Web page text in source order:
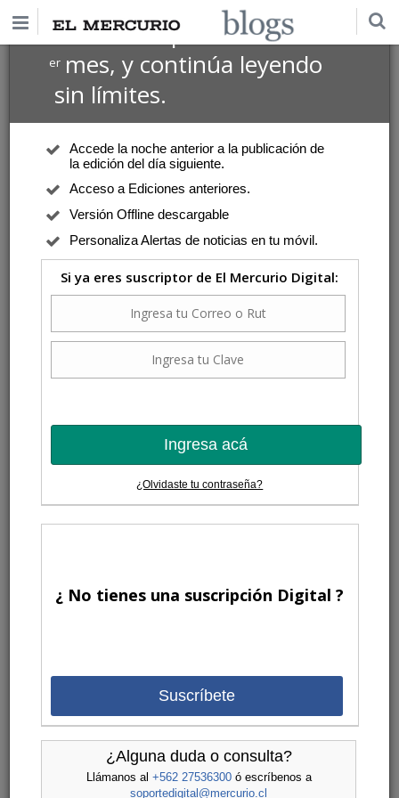
Suscríbete por $1 USD
ermes, y continúa leyendo
sin límites.
Accede la noche anterior a la publicación de
la edición del día siguiente.
Acceso a Ediciones anteriores.
Versión Offline descargable
Personaliza Alertas de noticias en tu móvil.
Si ya eres suscriptor de El Mercurio Digital:
Ingresa acá
¿Olvidaste tu contraseña?
¿ No tienes una suscripción Digital ?
Suscríbete
¿Alguna duda o consulta?
Llámanos al +562 27536300ó escríbenos a
soportedigital@mercurio.cl